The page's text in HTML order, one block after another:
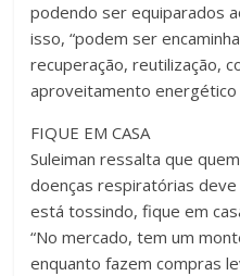
podendo ser equiparados
isso, “podem ser
recuperação, reutilização,
aproveitamento energético
FIQUE EM CASA
Suleiman ressalta que
doenças respiratórias deve
está tossindo, fique em
“No mercado, tem um
enquanto fazem compras